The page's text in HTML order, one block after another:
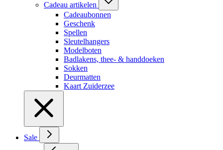
Cadeau artikelen
Cadeaubonnen
Geschenk
Spellen
Sleutelhangers
Modelboten
Badlakens, thee- & handdoeken
Sokken
Deurmatten
Kaart Zuiderzee
Sale